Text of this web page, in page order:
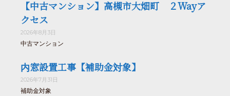
【中古マンション】高槻市大畑町 ２Wayア
クセス
2026年8月3日
中古マンション
内窓設置工事【補助金対象】
2026年7月31日
補助金対象